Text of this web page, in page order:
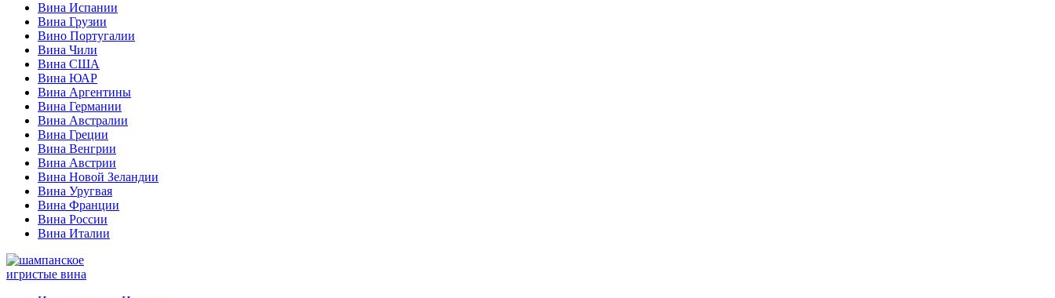
Вина Испании
Вина Грузии
Вино Португалии
Вина Чили
Вина США
Вина ЮАР
Вина Аргентины
Вина Германии
Вина Австралии
Вина Греции
Вина Венгрии
Вина Австрии
Вина Новой Зеландии
Вина Уругвая
Вина Франции
Вина России
Вина Италии
игристые вина